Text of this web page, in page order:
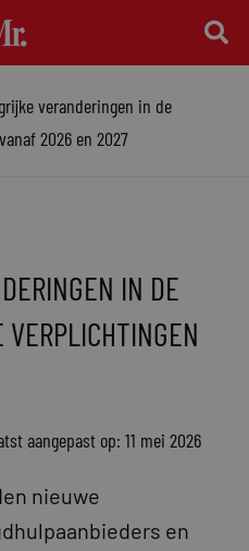
veranderingen in de
2026 en 2027
IN DE
aangepast op: 11 mei 2026
nieuwe
en